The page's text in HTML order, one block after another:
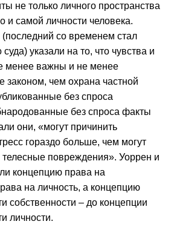
не только личного пространства
и самой личности человека.
со временем стал
указали на то, что чувства и
менее важны и не менее
законом, чем охрана частной
без спроса
без спроса факты
они, «могут причинить
гораздо больше, чем могут
телесные повреждения». Уоррен и
концепцию права на
на личность, а концепцию
собственности – до концепции
личности.